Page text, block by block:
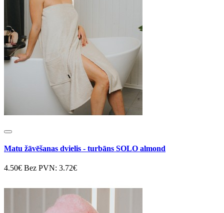
Matu žāvēšanas dvielis - turbāns SOLO almond
4.50€ Bez PVN: 3.72€